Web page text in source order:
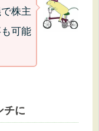
株主
可能
チに